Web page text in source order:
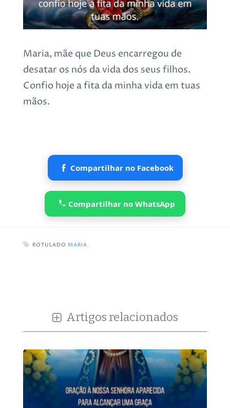
Maria, mãe que Deus encarregou de
desatar os nós da vida dos seus filhos.
Confio hoje a fita da minha vida em tuas
mãos.
Compartilhar no Facebook
Compartilhar no WhatsApp
ROTULADO MARIA
Artigos relacionados